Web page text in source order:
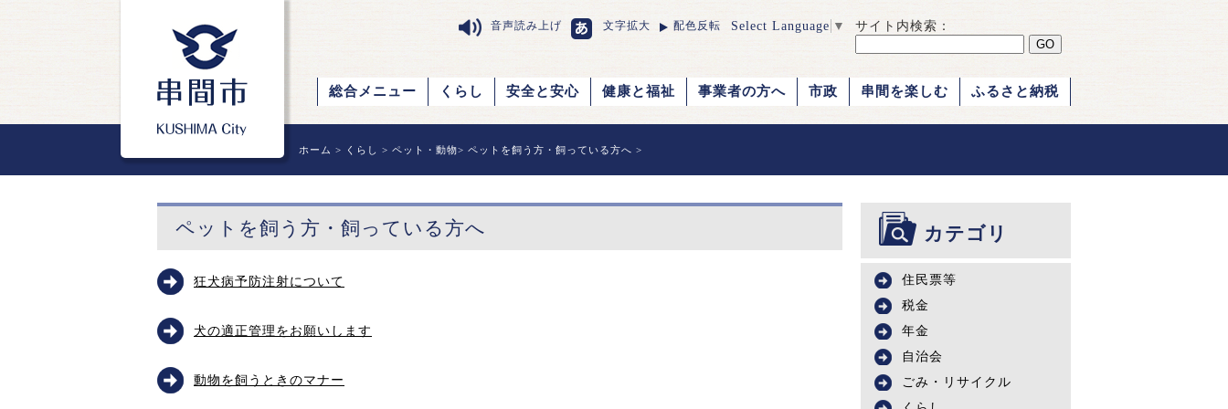
音声読み上げ 文字拡大 配色反転 Select Language ▼ サイト内検索：
総合メニュー くらし 安全と安心 健康と福祉 事業者の方へ 市政 串間を楽しむ ふるさと納税
ホーム > くらし > ペット・動物> ペットを飼う方・飼っている方へ >
ペットを飼う方・飼っている方へ
狂犬病予防注射について
犬の適正管理をお願いします
動物を飼うときのマナー
カテゴリ
住民票等
税金
年金
自治会
ごみ・リサイクル